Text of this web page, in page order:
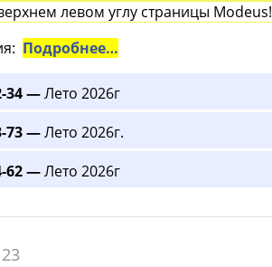
левом углу страницы Modeus!
Подробнее…
34 —Лето 2026г
73 —Лето 2026г.
62 —Лето 2026г
23